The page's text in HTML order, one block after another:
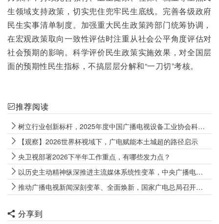
生领域支持政策，切实兜住兜牢民生底线。完善各级政府
民生实事清单制度。加强重大民生政策跨部门统筹协调，
在宏观政策取向一致性评估时注重从社会公平角度评估对
社会预期的影响。科学评价民生政策实施效果，对全国层
面的预期性民生指标，不搞层层分解和“一刀切”考核。
推荐阅读
树立行业创新标杆，2025年度中国广播电视设备工业协会科技创新奖揭晓
【观察】2026世界杯视域下，广电赋能本土城超的路径启示
央卫视部署2026下半年工作重点，有哪些发力点？
以历史主动精神纵深推进主流媒体系统性变革，中央广播电视总台召开2026年年中工作推进会
推动广播电视新闻深刻变革、全面焕新，国家广电总局召开广播电视新闻高质量发展座谈会
分享到